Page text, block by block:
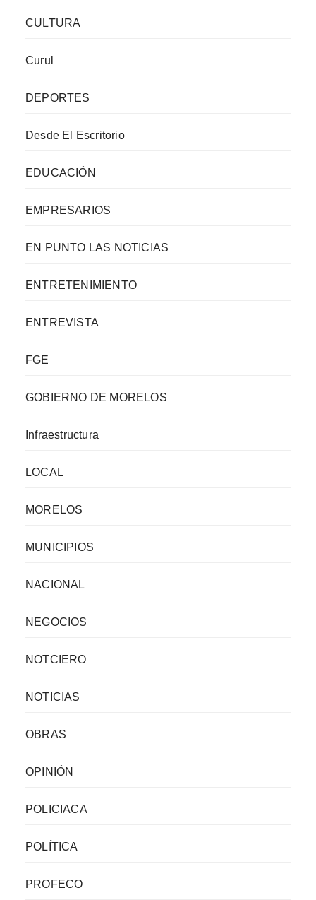
CULTURA
Curul
DEPORTES
Desde El Escritorio
EDUCACIÓN
EMPRESARIOS
EN PUNTO LAS NOTICIAS
ENTRETENIMIENTO
ENTREVISTA
FGE
GOBIERNO DE MORELOS
Infraestructura
LOCAL
MORELOS
MUNICIPIOS
NACIONAL
NEGOCIOS
NOTCIERO
NOTICIAS
OBRAS
OPINIÓN
POLICIACA
POLÍTICA
PROFECO